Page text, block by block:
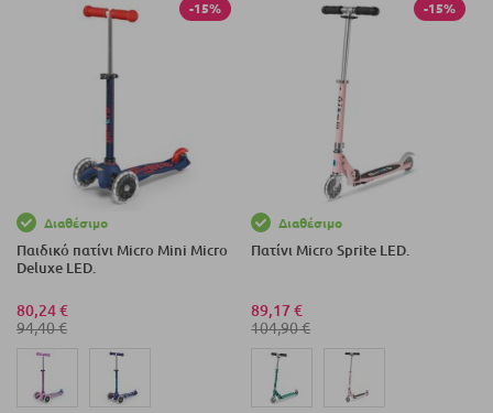
-15%
Διαθέσιμο
Παιδικό πατίνι Micro Mini Micro
Deluxe LED.
80,24 €
94,40 €
-15%
Διαθέσιμο
Πατίνι Micro Sprite LED.
89,17 €
104,90 €